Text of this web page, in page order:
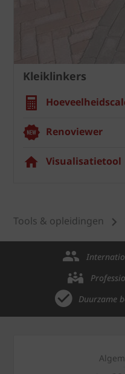
Kleiklinkers
Renoviewer
Visualisatietool
Tools & opleidingen
Duurzame